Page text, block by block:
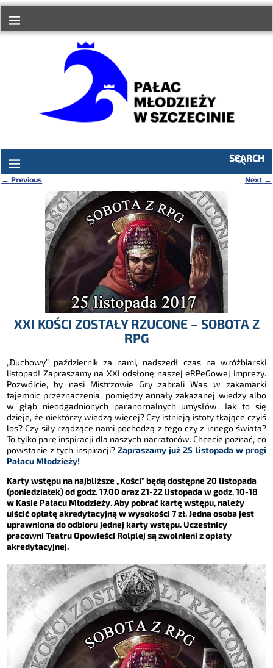
treści
SEARCH
Nawigacja
← Previous Next →
XXI KOŚCI ZOSTAŁY RZUCONE – SOBOTA Z
RPG
„Duchowy” październik za nami, nadszedł czas na wróżbiarski
listopad! Zapraszamy na XXI odsłonę naszej eRPeGowej imprezy.
Pozwólcie, by nasi Mistrzowie Gry zabrali Was w zakamarki
tajemnic przeznaczenia, pomiędzy annały zakazanej wiedzy albo
w głąb nieodgadnionych paranornalnych umysłów. Jak to się
dzieje, że niektórzy wiedzą więcej? Czy istnieją istoty tkające czyiś
los? Czy siły rządzące nami pochodzą z tego czy z innego świata?
To tylko parę inspiracji dla naszych narratorów. Chcecie poznać, co
powstanie z tych inspiracji? Zapraszamy już 25 listopada w progi
Pałacu Młodzieży!
Karty wstępu na najbliższe „Kości” będą dostępne 20 listopada
(poniedziałek) od godz. 17.00 oraz 21-22 listopada w godz. 10-18
w Kasie Pałacu Młodzieży. Aby pobrać kartę wstępu, należy
uiścić opłatę akredytacyjną w wysokości 7 zł. Jedna osoba jest
uprawniona do odbioru jednej karty wstępu. Uczestnicy
pracowni Teatru Opowieści Rolplej są zwolnieni z opłaty
akredytacyjnej.